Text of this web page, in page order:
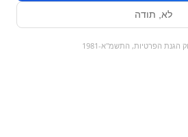
כל המוצרים
0
הקניות שלי
לא, תודה
הגנת הפרטיות, התשמ"א-1981